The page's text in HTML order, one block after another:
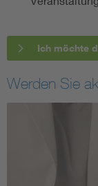
Ich möchte
Werden Sie